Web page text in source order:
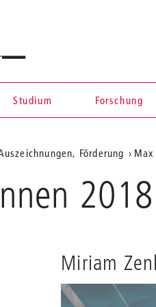
Studium Forschung
Förderung Max
2018
Miriam